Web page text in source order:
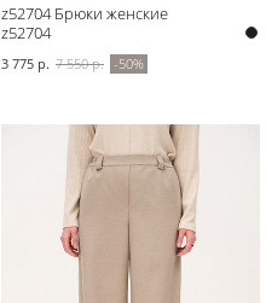
z52704 Брюки женские
z52704
3 775 р. 7 550 р. -50%